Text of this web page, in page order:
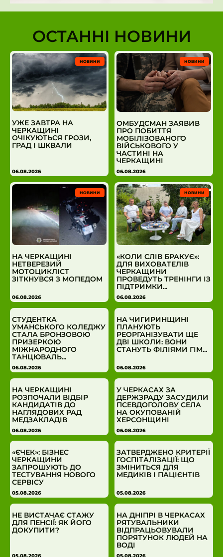
ОСТАННІ НОВИНИ
НОВИНИ
УЖЕ ЗАВТРА НА
ЧЕРКАЩИНІ
ОЧІКУЮТЬСЯ ГРОЗИ,
ГРАД І ШКВАЛИ
06.08.2026
НОВИНИ
ОМБУДСМАН ЗАЯВИВ
ПРО ПОБИТТЯ
МОБІЛІЗОВАНОГО
ВІЙСЬКОВОГО У
ЧАСТИНІ НА
ЧЕРКАЩИНІ
06.08.2026
НОВИНИ
НА ЧЕРКАЩИНІ
НЕТВЕРЕЗИЙ
МОТОЦИКЛІСТ
ЗІТКНУВСЯ З МОПЕДОМ
06.08.2026
НОВИНИ
«КОЛИ СЛІВ БРАКУЄ»:
ДЛЯ ВИХОВАТЕЛІВ
ЧЕРКАЩИНИ
ПРОВЕДУТЬ ТРЕНІНГИ ІЗ
ПІДТРИМКИ...
06.08.2026
СТУДЕНТКА
УМАНСЬКОГО КОЛЕДЖУ
СТАЛА БРОНЗОВОЮ
ПРИЗЕРКОЮ
МІЖНАРОДНОГО
ТАНЦЮВАЛЬ...
06.08.2026
НА ЧИГИРИНЩИНІ
ПЛАНУЮТЬ
РЕОРГАНІЗУВАТИ ЩЕ
ДВІ ШКОЛИ: ВОНИ
СТАНУТЬ ФІЛІЯМИ ГІМ...
06.08.2026
НА ЧЕРКАЩИНІ
РОЗПОЧАЛИ ВІДБІР
КАНДИДАТІВ ДО
НАГЛЯДОВИХ РАД
МЕДЗАКЛАДІВ
06.08.2026
У ЧЕРКАСАХ ЗА
ДЕРЖЗРАДУ ЗАСУДИЛИ
ПСЕВДОГОЛОВУ СЕЛА
НА ОКУПОВАНІЙ
ХЕРСОНЩИНІ
06.08.2026
«ЄЧЕК»: БІЗНЕС
ЧЕРКАЩИНИ
ЗАПРОШУЮТЬ ДО
ТЕСТУВАННЯ НОВОГО
СЕРВІСУ
05.08.2026
ЗАТВЕРДЖЕНО КРИТЕРІЇ
ГОСПІТАЛІЗАЦІЇ: ЩО
ЗМІНИТЬСЯ ДЛЯ
МЕДИКІВ І ПАЦІЄНТІВ
05.08.2026
НЕ ВИСТАЧАЄ СТАЖУ
ДЛЯ ПЕНСІЇ: ЯК ЙОГО
ДОКУПИТИ?
05.08.2026
НА ДНІПРІ В ЧЕРКАСАХ
РЯТУВАЛЬНИКИ
ВІДПРАЦЬОВУВАЛИ
ПОРЯТУНОК ЛЮДЕЙ НА
ВОДІ
05.08.2026